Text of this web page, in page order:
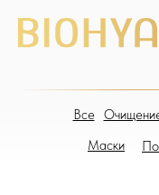
Маски
Все